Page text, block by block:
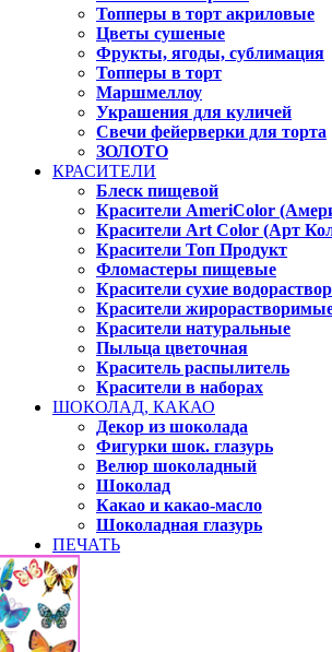
Топперы в торт акриловые
Цветы сушеные
Фрукты, ягоды, сублимация
Топперы в торт
Маршмеллоу
Украшения для куличей
Свечи фейерверки для торта
ЗОЛОТО
КРАСИТЕЛИ
Блеск пищевой
Красители AmeriColor
Красители Art Color (Арт
Красители Топ Продукт
Фломастеры пищевые
Красители сухие
Красители
Красители натуральные
Пыльца цветочная
Краситель распылитель
Красители в наборах
ШОКОЛАД, КАКАО
Декор из шоколада
Фигурки шок. глазурь
Велюр шоколадный
Шоколад
Какао и какао-масло
Шоколадная глазурь
ПЕЧАТЬ